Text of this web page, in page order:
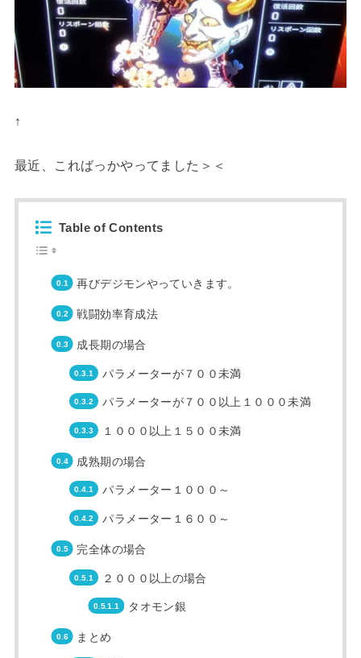
↑
最近、こればっかやってました＞＜
Table of Contents
再びデジモンやっていきます。
戦闘効率育成法
成長期の場合
パラメーターが７００未満
パラメーターが７００以上１０００未満
１０００以上１５００未満
成熟期の場合
パラメーター１０００～
パラメーター１６００～
完全体の場合
２０００以上の場合
タオモン銀
まとめ